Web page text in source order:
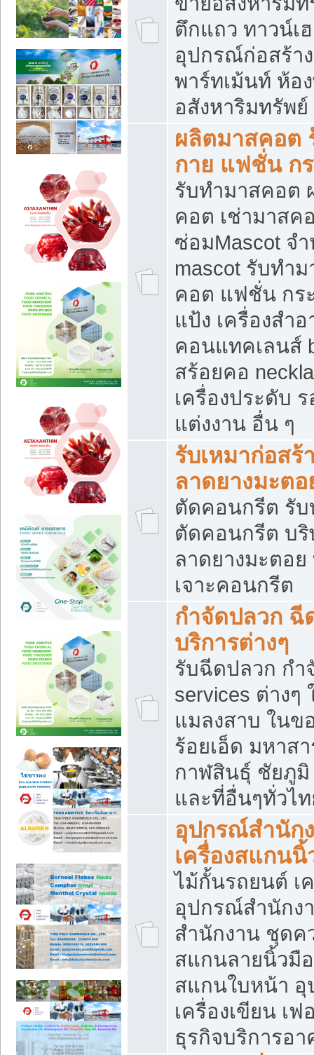
ตึกแถว ทาวน์เ
อุปกรณ์ก่อสร้า
พาร์ทเม้นท์ ห้อ
อสังหาริมทรัพ
ผลิตมาสคอต
กาย แฟชั่น กร
รับทำมาสคอต
คอต เช่ามาสค
ซ่อมMascot จ
mascot รับทำ
คอต แฟชั่น กระ
แป้ง เครื่องสำ
คอนแทคเลนส์
สร้อยคอ
เครื่องประดับ ร
แต่งงาน อื่น ๆ
รับเหมาก่อส
ลาดยางมะต
ตัดคอนกรีต รับ
ตัดคอนกรีต บริ
ลาดยางมะตอ
เจาะคอนกรีต
กำจัดปลวก ฉี
บริการต่างๆ
รับฉีดปลวก กำ
services ต่าง
แมลงสาบ ใน
ร้อยเอ็ด มหาส
กาฬสินธุ์ ชัยภู
และที่อื่นๆทั่วไ
อุปกรณ์สำนัก
เครื่องสแกนนิ้
ไม้กั้นรถยนต์ เ
อุปกรณ์สำนักง
สำนักงาน ชุดค
สแกนลายนิ้วมื
สแกนใบหน้า
เครื่องเขียน เ
ธุรกิจบริการอ